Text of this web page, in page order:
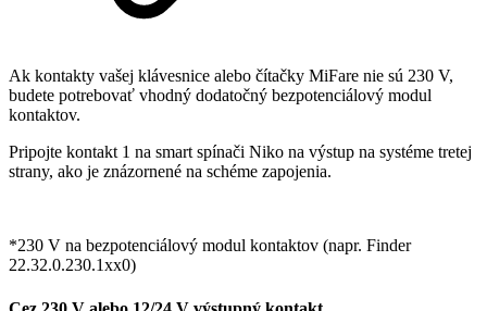
Ak kontakty vašej klávesnice alebo čítačky MiFare nie sú 230 V,
budete potrebovať vhodný dodatočný bezpotenciálový modul
kontaktov.
Pripojte kontakt 1 na smart spínači Niko na výstup na systéme tretej
strany, ako je znázornené na schéme zapojenia.
*230 V na bezpotenciálový modul kontaktov (napr. Finder
22.32.0.230.1xx0)